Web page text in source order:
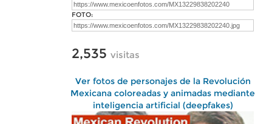
FOTO:
2,535 visitas
Ver fotos de personajes de la Revolución
Mexicana coloreadas y animadas mediante
inteligencia artificial (deepfakes)